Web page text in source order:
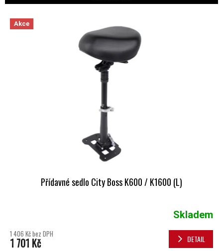
VÝPIS PRODUKTŮ
Akce
Přídavné sedlo City Boss K600 / K1600 (L)
Skladem
1 406 Kč bez DPH
1 701 Kč DETAIL